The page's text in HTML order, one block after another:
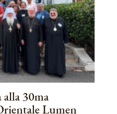
alla 30ma
Lumen